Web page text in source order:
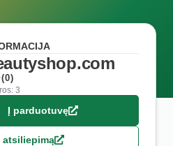
(0)
3
Į parduotuvę
atsiliepimą